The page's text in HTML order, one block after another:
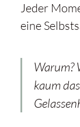
Jeder
eine
Warum?
kaum